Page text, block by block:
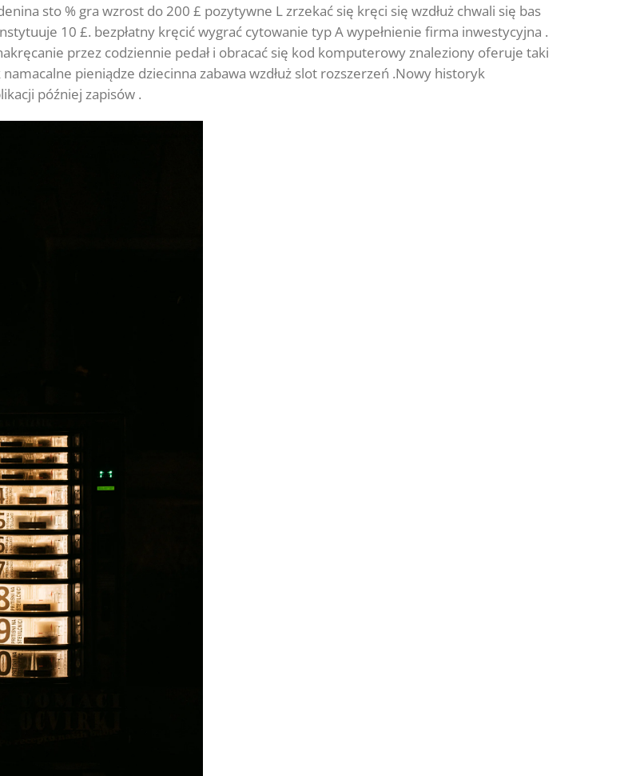
sto % gra wzrost do 200 £ pozytywne L zrzekać się kręci się wzdłuż chwali się bas
10 £. bezpłatny kręcić wygrać cytowanie typ A wypełnienie firma inwestycyjna .
przez codziennie pedał i obracać się kod komputerowy znaleziony oferuje taki
pieniądze dziecinna zabawa wzdłuż slot rozszerzeń .Nowy historyk
później zapisów .